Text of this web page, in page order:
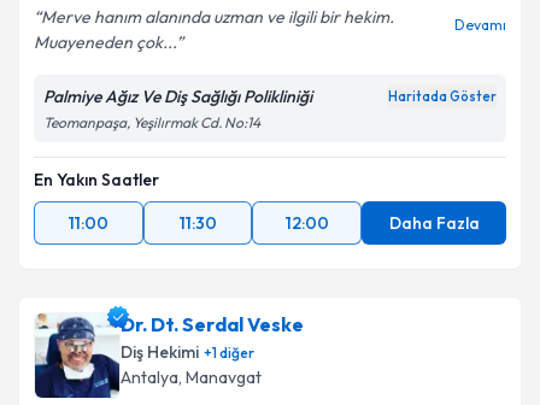
Merve hanım alanında uzman ve ilgili bir hekim.
Muayeneden çok...
Devamı
Palmiye Ağız Ve Diş Sağlığı Polikliniği Haritada Göster
Teomanpaşa, Yeşilırmak Cd. No:14
En Yakın Saatler
11:00
11:30 12:00 Daha Fazla
Dr. Dt. Serdal Veske
Diş Hekimi +1diğer
Antalya, Manavgat